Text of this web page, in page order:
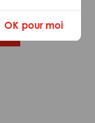
OK pour moi